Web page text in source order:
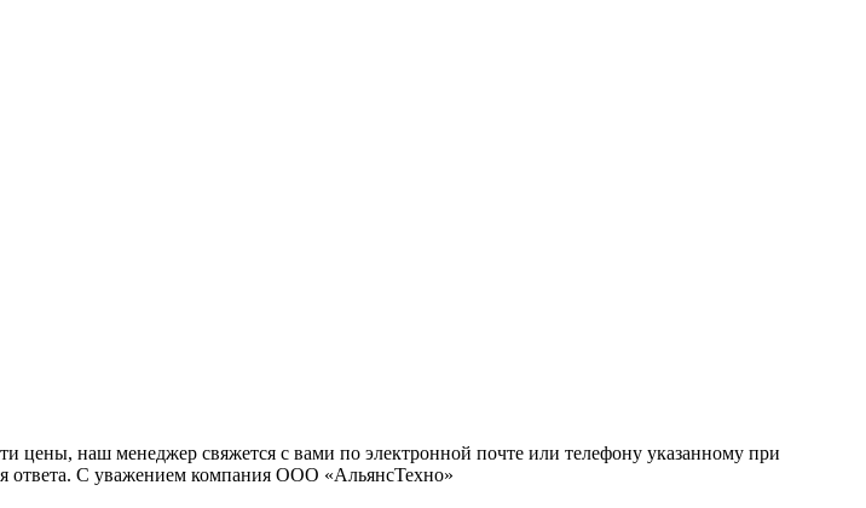
цены, наш менеджер свяжется с вами по электронной почте или телефону указанному при
ответа. С уважением компания ООО «АльянсТехно»